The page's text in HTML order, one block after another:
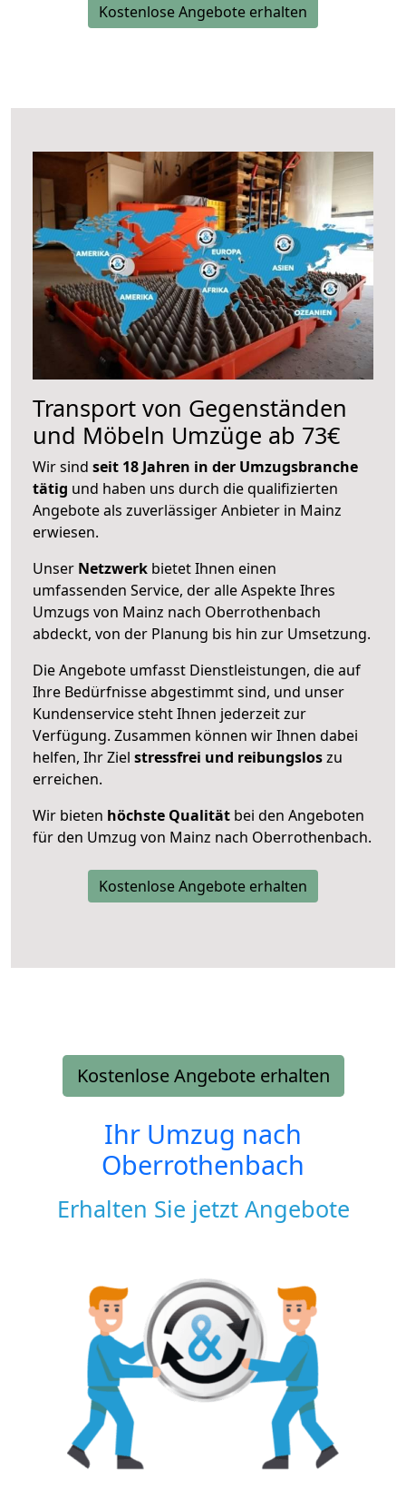
Kostenlose Angebote erhalten
Transport von Gegenständen
und Möbeln Umzüge ab 73€
Wir sind seit 18 Jahren in der Umzugsbranche
tätig und haben uns durch die qualifizierten
Angebote als zuverlässiger Anbieter in Mainz
erwiesen.
Unser Netzwerk bietet Ihnen einen
umfassenden Service, der alle Aspekte Ihres
Umzugs von Mainz nach Oberrothenbach
abdeckt, von der Planung bis hin zur Umsetzung.
Die Angebote umfasst Dienstleistungen, die auf
Ihre Bedürfnisse abgestimmt sind, und unser
Kundenservice steht Ihnen jederzeit zur
Verfügung. Zusammen können wir Ihnen dabei
helfen, Ihr Ziel stressfrei und reibungsloszu
erreichen.
Wir bieten höchste Qualität bei den Angeboten
für den Umzug von Mainz nach Oberrothenbach.
Kostenlose Angebote erhalten
Kostenlose Angebote erhalten
Ihr Umzug nach
Oberrothenbach
Erhalten Sie jetzt Angebote